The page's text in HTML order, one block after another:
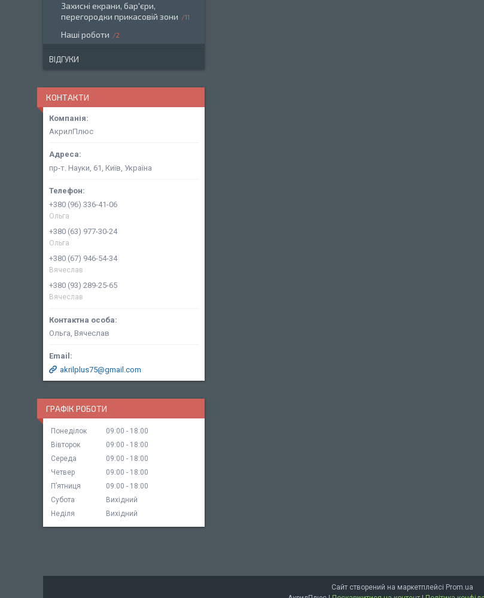
Захисні екрани, бар'єри,
перегородки прикасовій зони
11
Наші роботи 2
ВІДГУКИ
КОНТАКТИ
АкрилПлюс
пр-т. Науки, 61, Київ, Україна
+380 (96) 336-41-06
Ольга
+380 (63) 977-30-24
Ольга
+380 (67) 946-54-34
Вячеслав
+380 (93) 289-25-65
Вячеслав
Ольга, Вячеслав
akrilplus75@gmail.com
ГРАФІК РОБОТИ
Понеділок 09:00
18:00
Вівторок
09:00
18:00
Середа
09:00
18:00
Четвер
09:00
18:00
Пʼятниця
09:00
18:00
Субота
Вихідний
Неділя
Вихідний
Сайт створений на маркетплейсі Prom.ua